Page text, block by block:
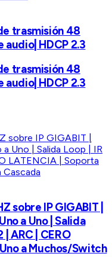
trasmisión 48
audio| HDCP 2.3
trasmisión 48
audio| HDCP 2.3
sobre IP GIGABIT |
a Uno | Salida
| ARC | CERO
a Muchos/Switch